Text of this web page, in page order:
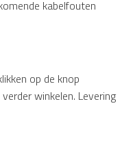
kabelfouten
op de knop
winkelen. Levering